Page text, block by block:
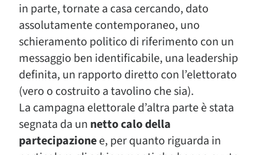
in parte, tornate a casa cercando, dato
assolutamente contemporaneo, uno
schieramento politico di riferimento con un
messaggio ben identificabile, una leadership
definita, un rapporto diretto con l’elettorato
(vero o costruito a tavolino che sia).
La campagna elettorale d’altra parte è stata
segnata da un netto calo della
partecipazionee, per quanto riguarda in